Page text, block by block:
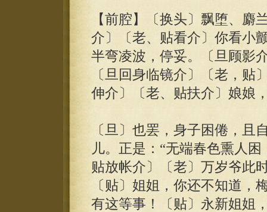
【前腔】〔换头〕飘堕、麝
介〕〔老、贴看介〕你看小
半弯凌波，停妥。〔旦顾影
〔旦回身临镜介〕〔老，贴
伸介〕〔老、贴扶介〕娘娘
〔旦〕也罢，身子困倦，且
儿。正是：“无端春色熏人
贴放帐介〕〔老〕万岁爷此
〔贴〕姐姐，你还不知道，
有这等事！〔贴〕永新姐姐